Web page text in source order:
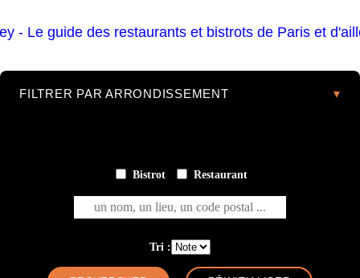
FILTRER PAR ARRONDISSEMENT
Bistrot Restaurant
un nom, un lieu, un code postal ...
Tri :